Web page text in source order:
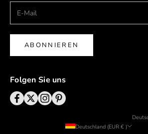
ABONNIEREN
Folgen Sie uns
Deutschland (EUR € )